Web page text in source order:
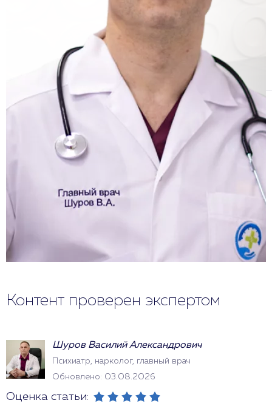
Контент проверен экспертом
Шуров Василий Александрович
Психиатр, нарколог, главный врач
Обновлено: 03.08.2026
Оценка статьи: